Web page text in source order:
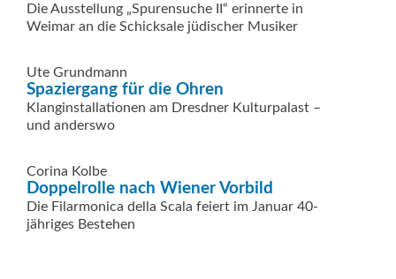
Die Ausstellung „Spurensuche II“ erinnerte in
Weimar an die Schicksale jüdischer Musiker
Ute Grundmann
Spaziergang für die Ohren
Klanginstallationen am Dresdner Kulturpalast –
und anderswo
Corina Kolbe
Doppelrolle nach Wiener Vorbild
Die Filarmonica della Scala feiert im Januar 40-
jähriges Bestehen